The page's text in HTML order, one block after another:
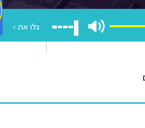
גלו את >